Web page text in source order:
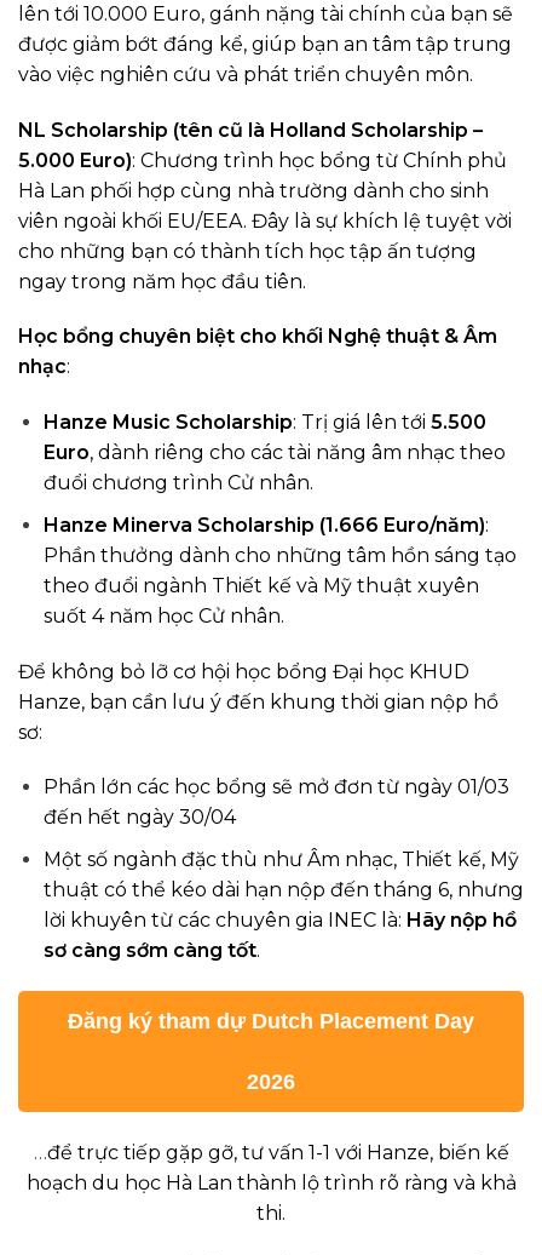
lên tới 10.000 Euro, gánh nặng tài chính của bạn sẽ
được giảm bớt đáng kể, giúp bạn an tâm tập trung
vào việc nghiên cứu và phát triển chuyên môn.
NL Scholarship (tên cũ là Holland Scholarship –
5.000 Euro): Chương trình học bổng từ Chính phủ
Hà Lan phối hợp cùng nhà trường dành cho sinh
viên ngoài khối EU/EEA. Đây là sự khích lệ tuyệt vời
cho những bạn có thành tích học tập ấn tượng
ngay trong năm học đầu tiên.
Học bổng chuyên biệt cho khối Nghệ thuật & Âm
nhạc:
Hanze Music Scholarship: Trị giá lên tới 5.500
Euro, dành riêng cho các tài năng âm nhạc theo
đuổi chương trình Cử nhân.
Hanze Minerva Scholarship (1.666 Euro/năm):
Phần thưởng dành cho những tâm hồn sáng tạo
theo đuổi ngành Thiết kế và Mỹ thuật xuyên
suốt 4 năm học Cử nhân.
Để không bỏ lỡ cơ hội học bổng Đại học KHUD
Hanze, bạn cần lưu ý đến khung thời gian nộp hồ
sơ:
Phần lớn các học bổng sẽ mở đơn từ ngày 01/03
đến hết ngày 30/04
Một số ngành đặc thù như Âm nhạc, Thiết kế, Mỹ
thuật có thể kéo dài hạn nộp đến tháng 6, nhưng
lời khuyên từ các chuyên gia INEC là: Hãy nộp hồ
sơ càng sớm càng tốt.
Đăng ký tham dự Dutch Placement Day
2026
…để trực tiếp gặp gỡ, tư vấn 1-1 với Hanze, biến kế
hoạch du học Hà Lan thành lộ trình rõ ràng và khả
thi.